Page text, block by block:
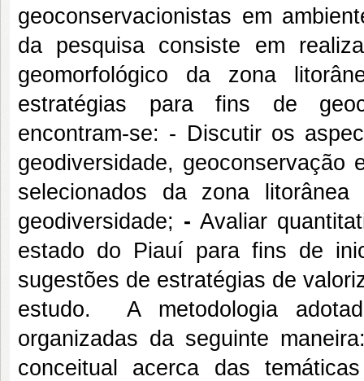
geoconservacionistas em
da pesquisa consiste em
geomorfológico da zona
estratégias para fins de
encontram-se: - Discutir os
geodiversidade, geoconservação
selecionados da zona
geodiversidade; -Avaliar
estado do Piauí para fins de
sugestões de estratégias de
estudo. A metodologia
organizadas da seguinte
conceitual acerca das